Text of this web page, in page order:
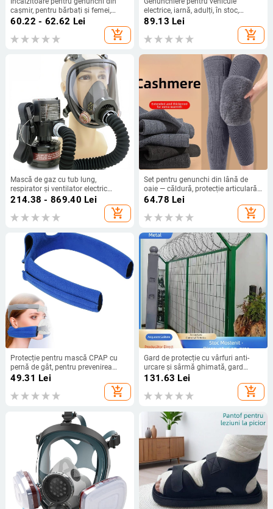
cașmir, pentru bărbați și femei,
căptușite cu cașmir, încălzire pentru
articulații, toamnă-iarnă, gros
60.22 - 62.62 Lei
add_shopping_cart
electrice, iarnă, adulți, în stoc,
toamnă 2025
89.13 Lei
add_shopping_cart
Mască de gaz cu tub lung,
respirator și ventilator electric
pentru vopsire prin pulverizare;
protecție împotriva fumului de ulei,
prafuri chimice și ceaței pesticidelor
214.38 - 869.40 Lei
add_shopping_cart
Set pentru genunchi din lână de
oaie — căldură, protecție articulară,
pentru adulți, unisex, toamnă 2025
64.78 Lei
add_shopping_cart
Protecție pentru mască CPAP cu
pernă de gât, pentru prevenirea
semnelor de pe față, purtare pe cap
49.31 Lei
add_shopping_cart
Gard de protecție cu vârfuri anti-
urcare și sârmă ghimată, gard
perimetral în formă de Y
131.63 Lei
add_shopping_cart